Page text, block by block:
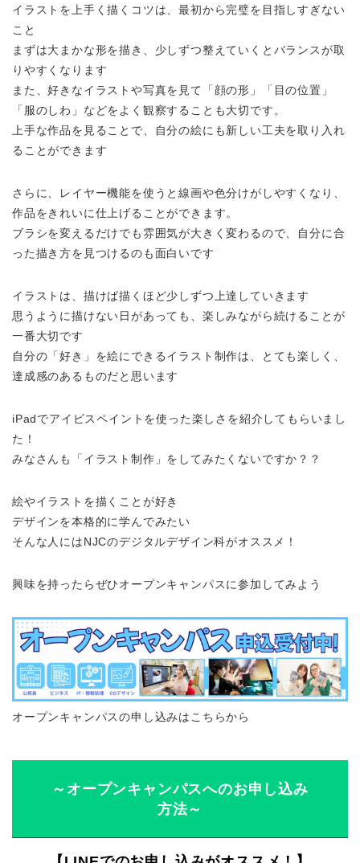
イラストを上手く描くコツは、最初から完璧を目指しすぎない
こと
まずは大まかな形を描き、少しずつ整えていくとバランスが取
りやすくなります
また、好きなイラストや写真を見て「顔の形」「目の位置」
「服のしわ」などをよく観察することも大切です。
上手な作品を見ることで、自分の絵にも新しい工夫を取り入れ
ることができます
さらに、レイヤー機能を使うと線画や色分けがしやすくなり、
作品をきれいに仕上げることができます。
ブラシを変えるだけでも雰囲気が大きく変わるので、自分に合
った描き方を見つけるのも面白いです
イラストは、描けば描くほど少しずつ上達していきます
思うように描けない日があっても、楽しみながら続けることが
一番大切です
自分の「好き」を絵にできるイラスト制作は、とても楽しく、
達成感のあるものだと思います
iPadでアイビスペイントを使った楽しさを紹介してもらいまし
た！
みなさんも「イラスト制作」をしてみたくないですか？？
絵やイラストを描くことが好き
デザインを本格的に学んでみたい
そんな人にはNJCのデジタルデザイン科がオススメ！
興味を持ったらぜひオープンキャンパスに参加してみよう
オープンキャンパスの申し込みはこちらから
～オープンキャンパスへのお申し込み
方法～